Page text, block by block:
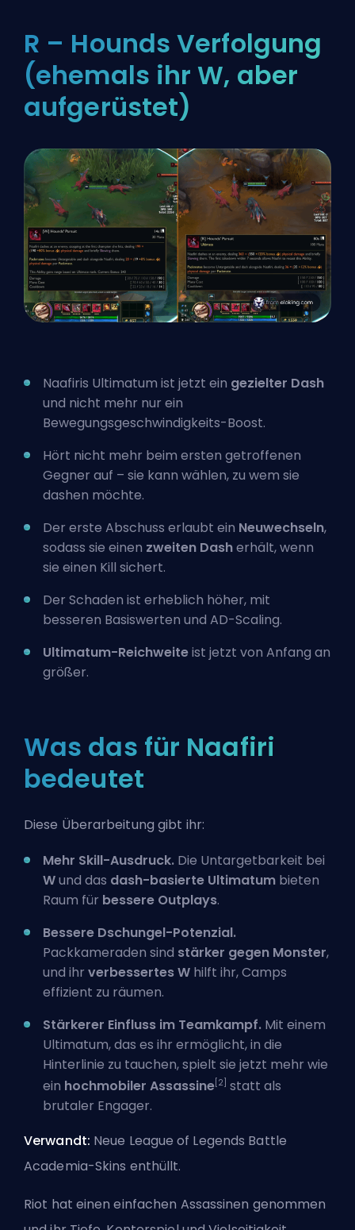
R – Hounds Verfolgung
(ehemals ihr W, aber
aufgerüstet)
Naafiris Ultimatum ist jetzt ein gezielter Dash
und nicht mehr nur ein
Bewegungsgeschwindigkeits-Boost.
Hört nicht mehr beim ersten getroffenen
Gegner auf – sie kann wählen, zu wem sie
dashen möchte.
Der erste Abschuss erlaubt ein Neuwechseln,
sodass sie einen zweiten Dasherhält, wenn
sie einen Kill sichert.
Der Schaden ist erheblich höher, mit
besseren Basiswerten und AD-Scaling.
Ultimatum-Reichweiteist jetzt von Anfang an
größer.
Was das für Naafiri
bedeutet
Diese Überarbeitung gibt ihr:
Mehr Skill-Ausdruck. Die Untargetbarkeit bei
Wund das dash-basierte Ultimatum bieten
Raum für bessere Outplays.
Bessere Dschungel-Potenzial.
Packkameraden sind stärker gegen Monster,
und ihr verbessertes W hilft ihr, Camps
effizient zu räumen.
Stärkerer Einfluss im Teamkampf. Mit einem
Ultimatum, das es ihr ermöglicht, in die
Hinterlinie zu tauchen, spielt sie jetzt mehr wie
ein hochmobiler Assassine[2] statt als
brutaler Engager.
Verwandt: Neue League of Legends Battle
Academia-Skins enthüllt.
Riot hat einen einfachen Assassinen genommen